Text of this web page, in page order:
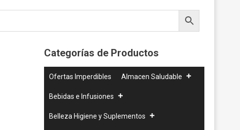
Categorías de Productos
Ofertas Imperdibles Almacen Saludable
Bebidas e Infusiones
Belleza Higiene y Suplementos